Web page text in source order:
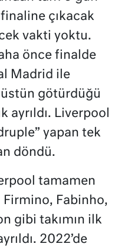
çıkacak
vakti yoktu.
önce finalde
Madrid ile
üstün götürdüğü
ayrıldı. Liverpool
yapan tek
döndü.
tamamen
Fabinho,
gibi takımın ilk
2022’de